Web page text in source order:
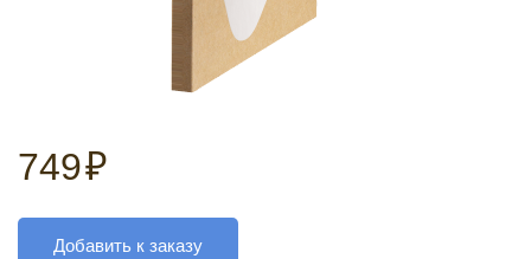
749₽
Добавить к заказу